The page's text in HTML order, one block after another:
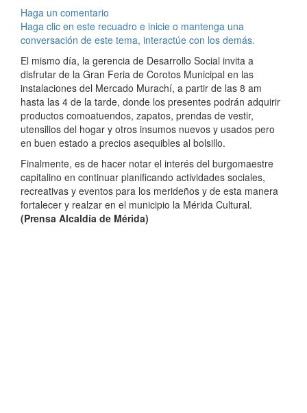
Haga un comentario
Haga clic en este recuadro e inicie o mantenga una
conversación de este tema, interactúe con los demás.
El mismo día, la gerencia de Desarrollo Social invita a
disfrutar de la Gran Feria de Corotos Municipal en las
instalaciones del Mercado Murachí, a partir de las 8 am
hasta las 4 de la tarde, donde los presentes podrán adquirir
productos comoatuendos, zapatos, prendas de vestir,
utensilios del hogar y otros insumos nuevos y usados pero
en buen estado a precios asequibles al bolsillo.
Finalmente, es de hacer notar el interés del burgomaestre
capitalino en continuar planificando actividades sociales,
recreativas y eventos para los merideños y de esta manera
fortalecer y realzar en el municipio la Mérida Cultural.
(Prensa Alcaldía de Mérida)